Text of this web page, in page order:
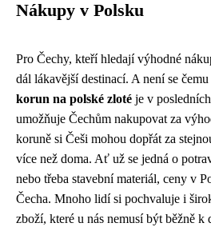
Nákupy v Polsku
Pro Čechy, kteří hledají výhodné
dál lákavější destinací. A není se
korun na polské zloté je v
umožňuje Čechům nakupovat za
koruně si Češi mohou dopřát za
více než doma. Ať už se jedná o
nebo třeba stavební materiál, ceny v
Čecha. Mnoho lidí si pochvaluje i
zboží, které u nás nemusí být běžně k